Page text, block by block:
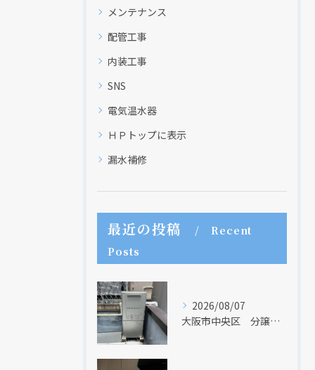
メンテナンス
配管工事
内装工事
SNS
電気温水器
ＨＰトップに表示
漏水補修
最近の投稿
Recent
Posts
2026/08/07
大阪市中央区 分譲マンションの給湯器取替リフォーム工事 UV除菌機能搭載給湯器
現在、新聞に入っている折込チラシです。
現在、新聞に入っている折込チラシです。